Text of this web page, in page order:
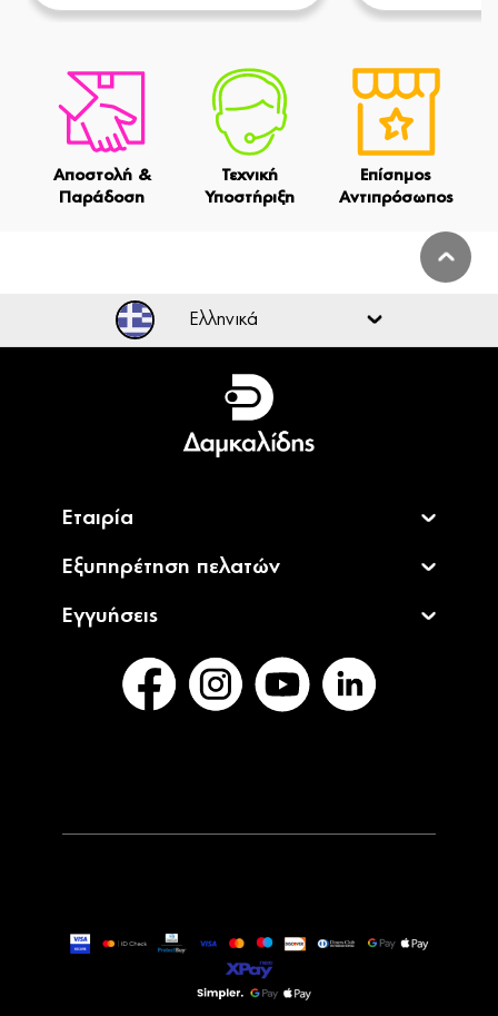
Αποστολή &
Παράδοση
Τεχνική
Υποστήριξη
Επίσημος
Αντιπρόσωπος
Ελληνικά
Ελληνικά
English
Εταιρία
Εξυπηρέτηση πελατών
Εγγυήσεις